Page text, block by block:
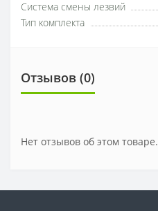
Система смены лезвий
Тип комплекта
Отзывов (0)
Нет отзывов об этом товаре.